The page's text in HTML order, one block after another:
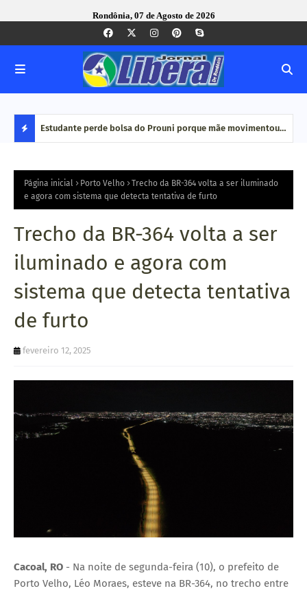
Rondônia, 07 de Agosto de 2026
S
A
Q
U
E
Estudante perde bolsa do Prouni porque mãe movimentou
renda', diz
Página inicial Porto Velho
Trecho da BR-364 volta a ser iluminado
e agora com sistema que detecta tentativa de furto
Trecho da BR-364 volta a ser
iluminado e agora com
sistema que detecta tentativa
de furto
fevereiro 12, 2025
Cacoal, RO - Na noite de segunda-feira (10), o prefeito de
Porto Velho, Léo Moraes, esteve na BR-364, no trecho entre